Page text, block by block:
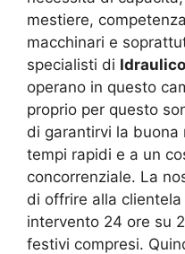
mestiere,
macchinari e
specialisti di
operano in questo
proprio per questo
di garantirvi la
tempi rapidi e a un
concorrenziale. La
di offrire alla
intervento 24 ore su
festivi compresi.